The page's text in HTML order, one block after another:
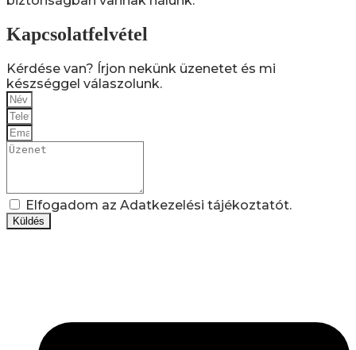
Kapcsolatfelvétel
Kérdése van? Írjon nekünk üzenetet és mi
készséggel válaszolunk.
Elfogadom az Adatkezelési tájékoztatót.
Küldés